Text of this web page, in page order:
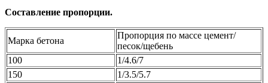
Составление пропорции.
Марка бетона
Пропорция по массе цемент/
песок/щебень
100
1/4.6/7
150
1/3.5/5.7